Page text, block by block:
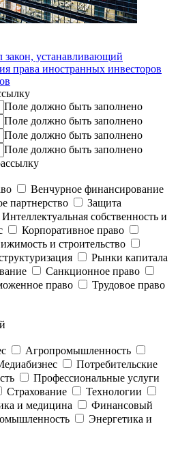
устанавливающий
права иностранных инвесторов
Поле должно быть заполнено
Поле должно быть заполнено
Поле должно быть заполнено
Поле должно быть заполнено
Венчурное финансирование
партнерство
Защита
Интеллектуальная собственность и
Корпоративное право
и строительство
Рынки капитала
Санкционное право
право
Трудовое право
Агропромышленность
Потребительские
Профессиональные услуги
Страхование
Технологии
и медицина
Финансовый
Энергетика и